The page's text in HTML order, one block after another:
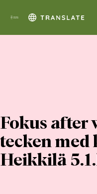
Fokus after
tecken med
Heikkilä